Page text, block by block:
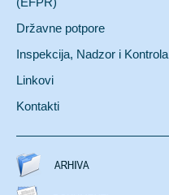
Državne potpore
Inspekcija, Nadzor i Kontrola
Linkovi
Kontakti